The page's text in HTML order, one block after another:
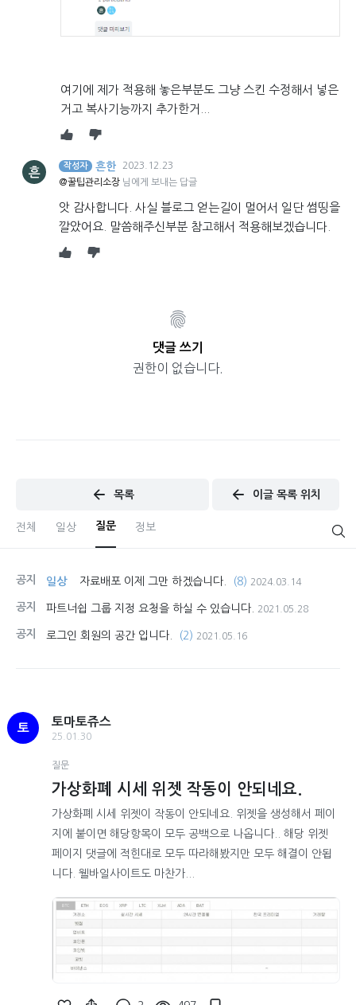
여기에 제가 적용해 놓은부분도 그냥 스킨 수정해서 넣은
거고 복사기능까지 추가한거...
흔 작성자 흔한
2023.12.23
@꿀팁관리소장 님에게 보내는 답글
앗 감사합니다. 사실 블로그 얻는길이 멀어서 일단 썸띵을
깔았어요. 말씀해주신부분 참고해서 적용해보겠습니다.
댓글 쓰기
권한이 없습니다.
목록 이글 목록 위치
전체 일상 질문 정보
공지 일상 자료배포 이제 그만 하겠습니다. (8) 2024.03.14
공지 파트너쉽 그룹 지정 요청을 하실 수 있습니다. 2021.05.28
공지 로그인 회원의 공간 입니다. (2) 2021.05.16
토
토마토쥬스
25.01.30
질문
가상화폐 시세 위젯 작동이 안되네요.
가상화폐 시세 위젯이 작동이 안되네요. 위젯을 생성해서 페이
지에 붙이면 해당항목이 모두 공백으로 나옵니다.. 해당 위젯
페이지 댓글에 적힌대로 모두 따라해봤지만 모두 해결이 안됩
니다. 웰바일사이트도 마찬가...